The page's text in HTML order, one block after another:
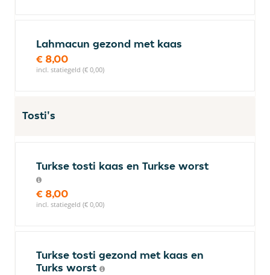
Lahmacun gezond met kaas
€ 8,00
incl. statiegeld (€ 0,00)
Tosti's
Turkse tosti kaas en Turkse worst
€ 8,00
incl. statiegeld (€ 0,00)
Turkse tosti gezond met kaas en
Turks worst